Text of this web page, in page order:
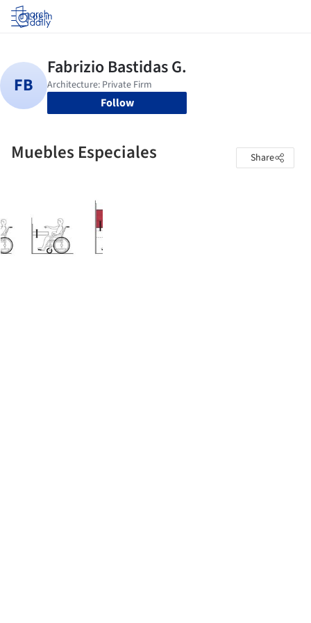
Log in
Follow
Muebles Especiales Share